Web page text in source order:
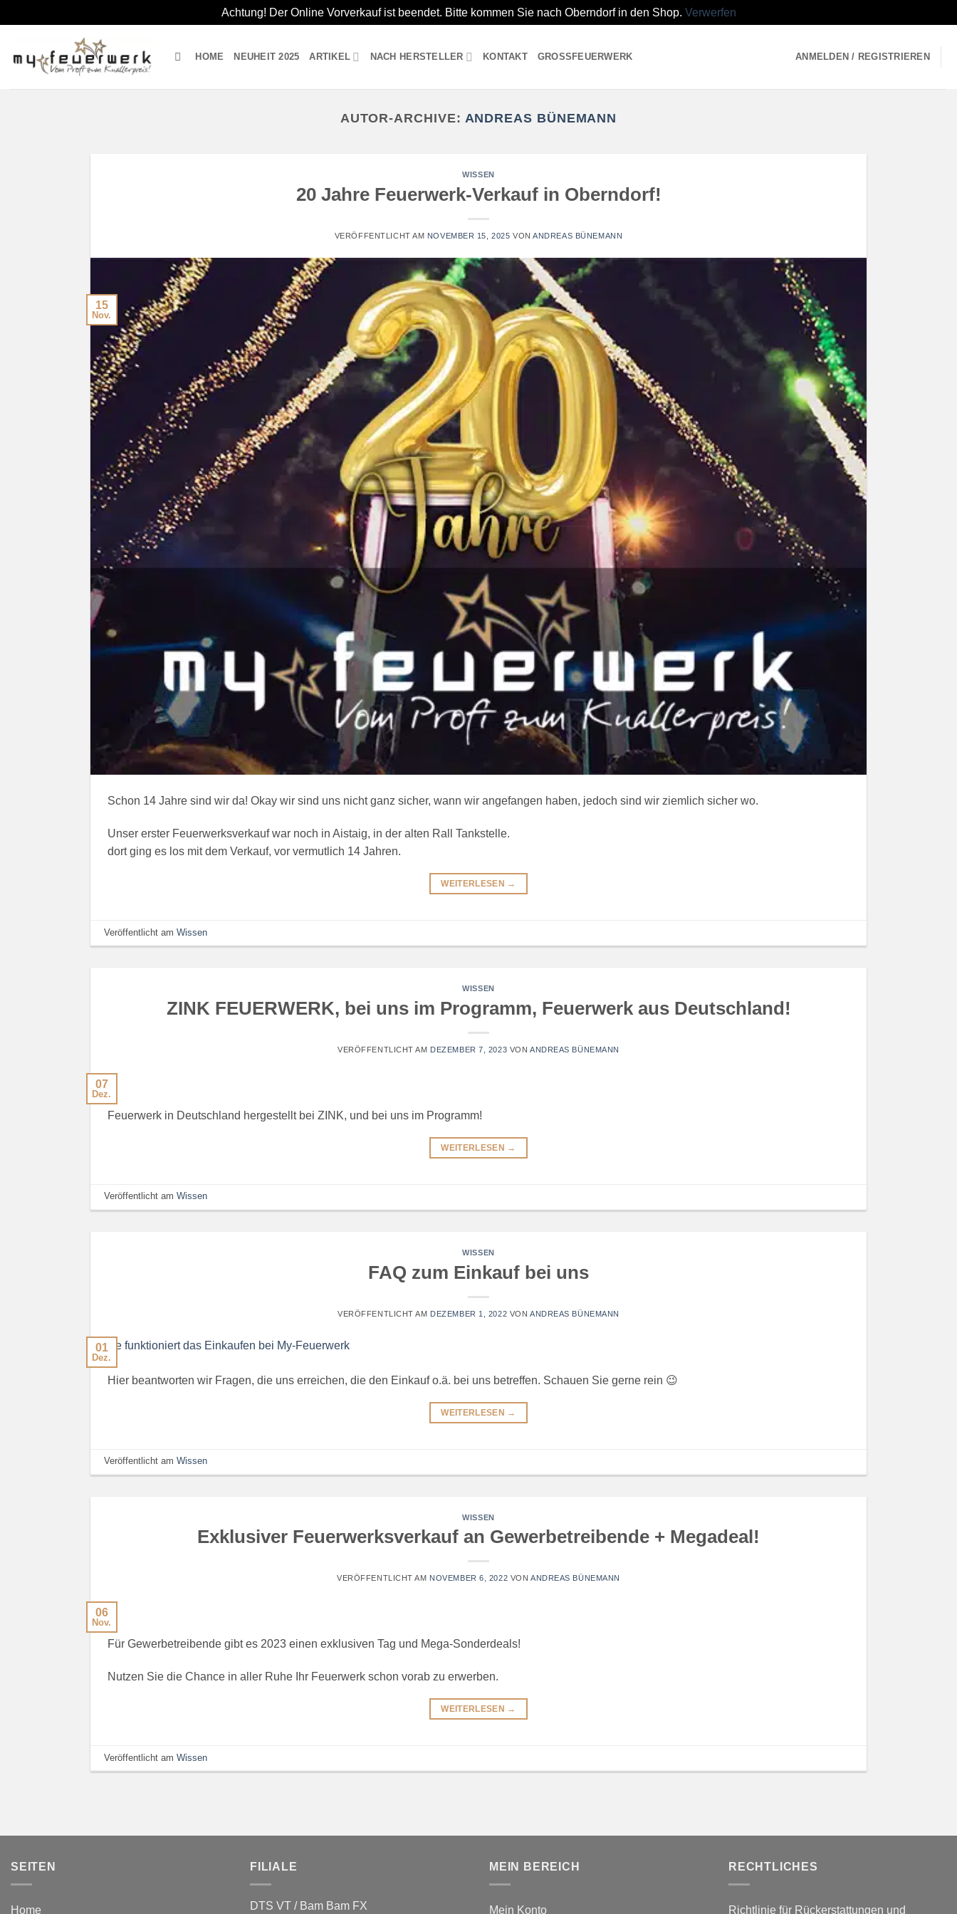
Achtung! Der Online Vorverkauf ist beendet. Bitte kommen Sie nach Oberndorf in den Shop. Verwerfen
springen
HOME NEUHEIT 2025 ARTIKEL NACH HERSTELLER KONTAKT GROSSFEUERWERK ANMELDEN / REGISTRIEREN
AUTOR-ARCHIVE: ANDREAS BÜNEMANN
WISSEN
20 Jahre Feuerwerk-Verkauf in Oberndorf!
VERÖFFENTLICHT AM NOVEMBER 15, 2025 VONANDREAS BÜNEMANN
15
Nov.
Schon 14 Jahre sind wir da! Okay wir sind uns nicht ganz sicher, wann wir angefangen haben, jedoch sind wir ziemlich sicher wo.
Unser erster Feuerwerksverkauf war noch in Aistaig, in der alten Rall Tankstelle.
dort ging es los mit dem Verkauf, vor vermutlich 14 Jahren.
WEITERLESEN →
Veröffentlicht amWissen
WISSEN
ZINK FEUERWERK, bei uns im Programm, Feuerwerk aus Deutschland!
VERÖFFENTLICHT AM DEZEMBER 7, 2023 VON ANDREAS BÜNEMANN
07
Dez.
Feuerwerk in Deutschland hergestellt bei ZINK, und bei uns im Programm!
WEITERLESEN →
Veröffentlicht amWissen
WISSEN
FAQ zum Einkauf bei uns
VERÖFFENTLICHT AM DEZEMBER 1, 2022 VON ANDREAS BÜNEMANN
01
Dez.
Hier beantworten wir Fragen, die uns erreichen, die den Einkauf o.ä. bei uns betreffen. Schauen Sie gerne rein 😉
WEITERLESEN →
Veröffentlicht amWissen
WISSEN
Exklusiver Feuerwerksverkauf an Gewerbetreibende + Megadeal!
VERÖFFENTLICHT AM NOVEMBER 6, 2022 VON ANDREAS BÜNEMANN
06
Nov.
Für Gewerbetreibende gibt es 2023 einen exklusiven Tag und Mega-Sonderdeals!
Nutzen Sie die Chance in aller Ruhe Ihr Feuerwerk schon vorab zu erwerben.
WEITERLESEN →
Veröffentlicht amWissen
SEITEN
Home
FILIALE
DTS VT / Bam Bam FX
MEIN BEREICH
Mein Konto
RECHTLICHES
Richtlinie für Rückerstattungen und